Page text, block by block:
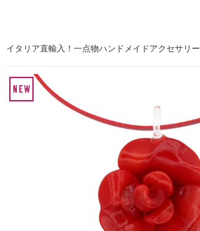
イタリア直輸入！一点物ハンドメイドアクセサリー